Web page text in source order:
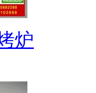
炉